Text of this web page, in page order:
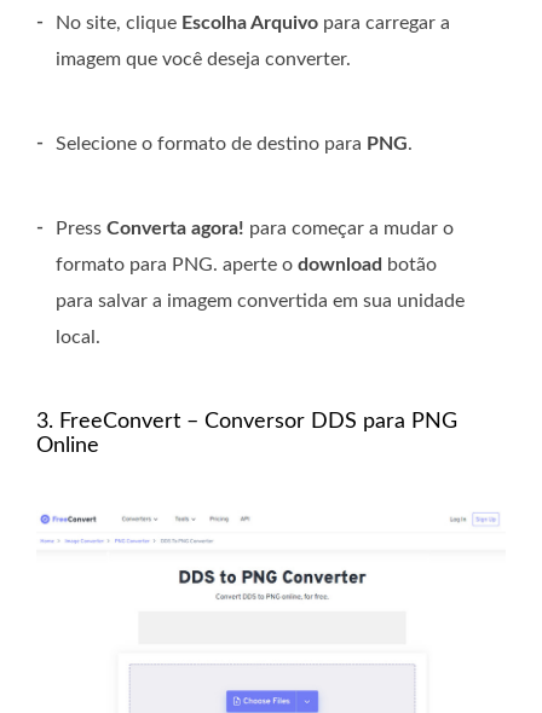
- No site, clique Escolha Arquivo para carregar a
imagem que você deseja converter.
- Selecione o formato de destino para PNG.
- Press Converta agora! para começar a mudar o
formato para PNG. aperte o download botão
para salvar a imagem convertida em sua unidade
local.
3. FreeConvert – Conversor DDS para PNG
Online